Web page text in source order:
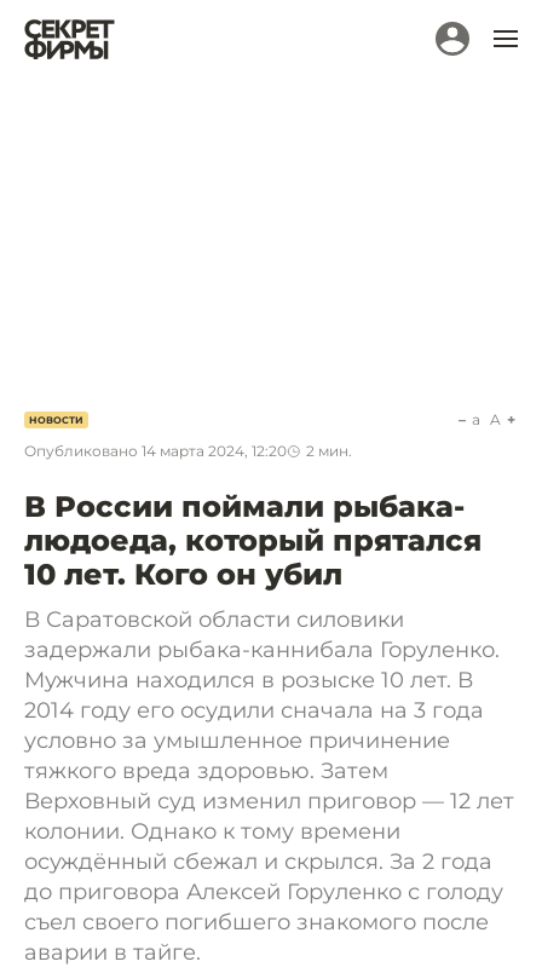
НОВОСТИ
Опубликовано 14 марта 2024, 12:20 2 мин.
a A
В России поймали рыбака-
людоеда, который прятался
10 лет. Кого он убил
В Саратовской области силовики
задержали рыбака-каннибала Горуленко.
Мужчина находился в розыске 10 лет. В
2014 году его осудили сначала на 3 года
условно за умышленное причинение
тяжкого вреда здоровью. Затем
Верховный суд изменил приговор — 12 лет
колонии. Однако к тому времени
осуждённый сбежал и скрылся. За 2 года
до приговора Алексей Горуленко с голоду
съел своего погибшего знакомого после
аварии в тайге.